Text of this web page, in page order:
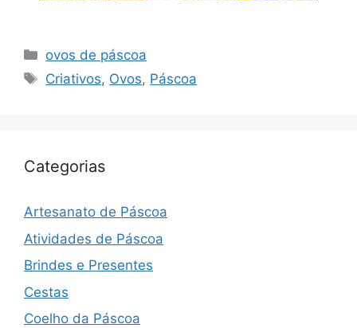
Categorias
ovos de páscoa
Tags
Criativos, Ovos, Páscoa
Categorias
Artesanato de Páscoa
Atividades de Páscoa
Brindes e Presentes
Cestas
Coelho da Páscoa